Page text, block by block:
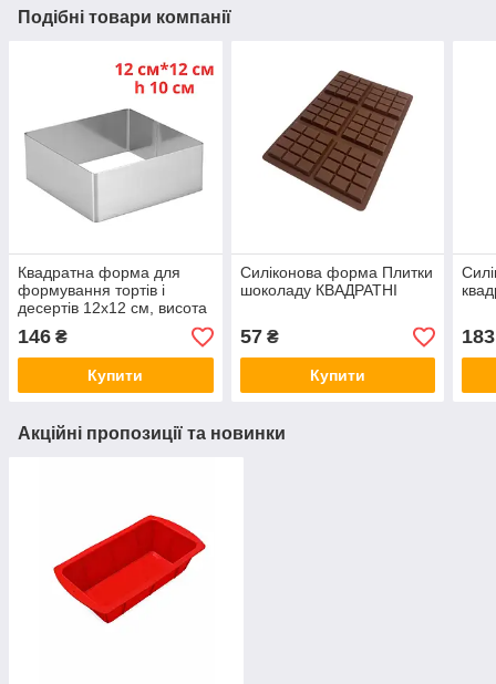
Подібні товари компанії
Квадратна форма для
формування тортів і
десертів 12х12 см, висота
10 см
146 ₴
Купити
Силіконова форма Плитки
шоколаду КВАДРАТНІ
57₴
Купити
183
Акційні пропозиції та новинки